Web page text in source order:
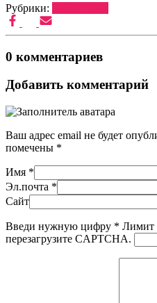
Рубрики:
0 комментариев
Добавить комментарий
Ваш адрес email не будет
помечены *
Имя *
Эл.почта *
Сайт
Введи нужную цифру * Лимит
перезагрузите CAPTCHA.